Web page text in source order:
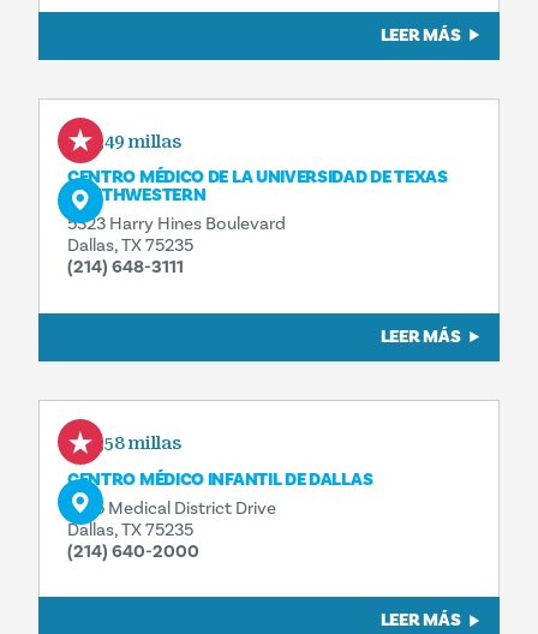
LEER MÁS
0,49 millas
CENTRO MÉDICO DE LA UNIVERSIDAD DE TEXAS
SOUTHWESTERN
5323 Harry Hines Boulevard
Dallas, TX 75235
(214) 648-3111
LEER MÁS
0,58 millas
CENTRO MÉDICO INFANTIL DE DALLAS
1935 Medical District Drive
Dallas, TX 75235
(214) 640-2000
LEER MÁS